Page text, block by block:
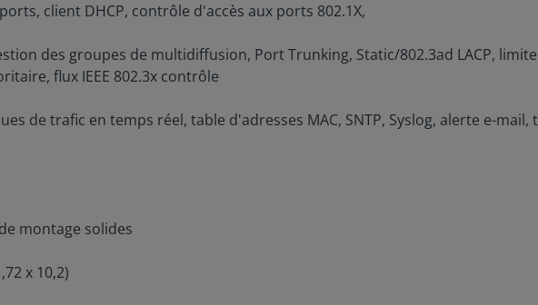
client DHCP, contrôle d'accès aux ports 802.1X,
des groupes de multidiffusion, Port Trunking, Static/802.3ad LACP,
flux IEEE 802.3x contrôle
de trafic en temps réel, table d'adresses MAC, SNTP, Syslog, alerte e-mail,
montage solides
x 10,2)